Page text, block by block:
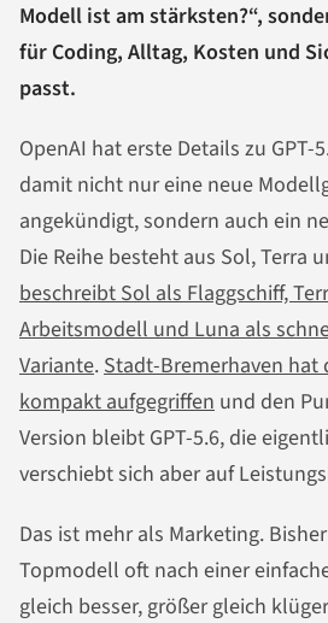
Modell ist am stärksten?“,
für Coding, Alltag, Kosten und
passt.
OpenAI hat erste Details zu
damit nicht nur eine neue
angekündigt, sondern auch ein
Die Reihe besteht aus Sol, Terra
beschreibt Sol als Flaggschiff,
Arbeitsmodell und Luna als
Variante. Stadt-Bremerhaven hat
kompakt aufgegriffen und den
Version bleibt GPT-5.6, die
verschiebt sich aber auf
Das ist mehr als Marketing.
Topmodell oft nach einer
gleich besser, größer gleich